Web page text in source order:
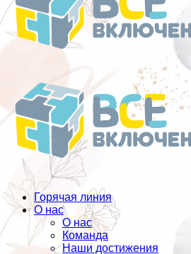
Горячая линия
О нас
О нас
Команда
Наши достижения